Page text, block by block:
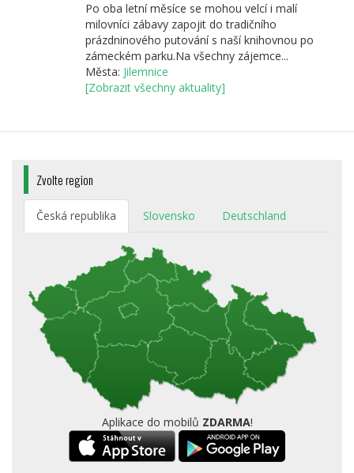
Po oba letní měsíce se mohou velcí i malí
milovníci zábavy zapojit do tradičního
prázdninového putování s naší knihovnou po
zámeckém parku.Na všechny zájemce...
Města: Jilemnice
[Zobrazit všechny aktuality]
Zvolte region
Česká republika Slovensko Deutschland
Aplikace do mobilů ZDARMA!